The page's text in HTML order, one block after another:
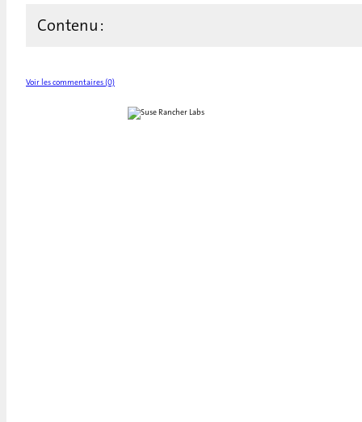
Contenu :
Voir les commentaires (0)